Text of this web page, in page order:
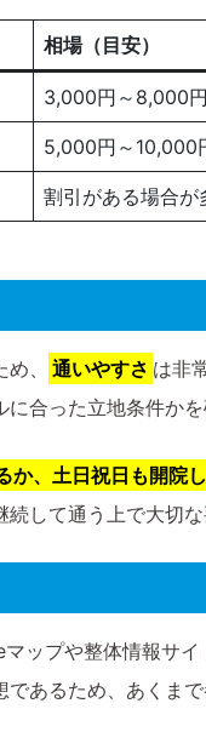
相場（目安）
3,000円～8,000円
5,000円～10,000
割引がある場合が
、 通いやすさ は非
合った立地条件かを
か、土日祝日も開院
して通う上で大切な
ップや整体情報サイ
あるため、あくま